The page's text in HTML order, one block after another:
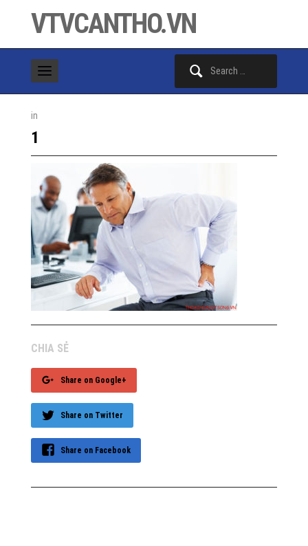
VTVCANTHO.VN
in
1
CHIA SẺ
Share on Google+
Share on Twitter
Share on Facebook